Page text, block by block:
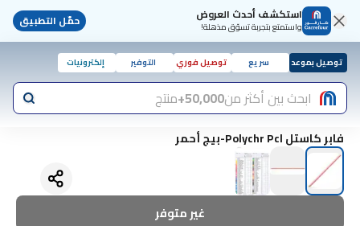
استكشف أحدث العروض
واستمتع بتجربة تسوّق مذهلة! حمّل التطبيق
توصيل بموعد سريع توصيل فوري التوفير إلكترونيات
ابحث بين أكثر من50,000+ منتج
فابر كاستل Polychr Pcl-بيج أحمر
غير متوفر